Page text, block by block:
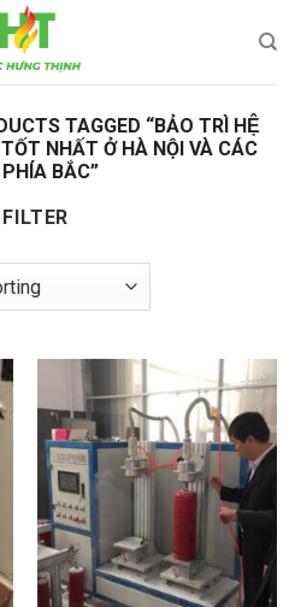
TAGGED “BẢO TRÌ HỆ
NHẤT Ở HÀ NỘI VÀ CÁC
BẮC”
FILTER